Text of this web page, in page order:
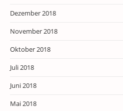
Dezember 2018
November 2018
Oktober 2018
Juli 2018
Juni 2018
Mai 2018